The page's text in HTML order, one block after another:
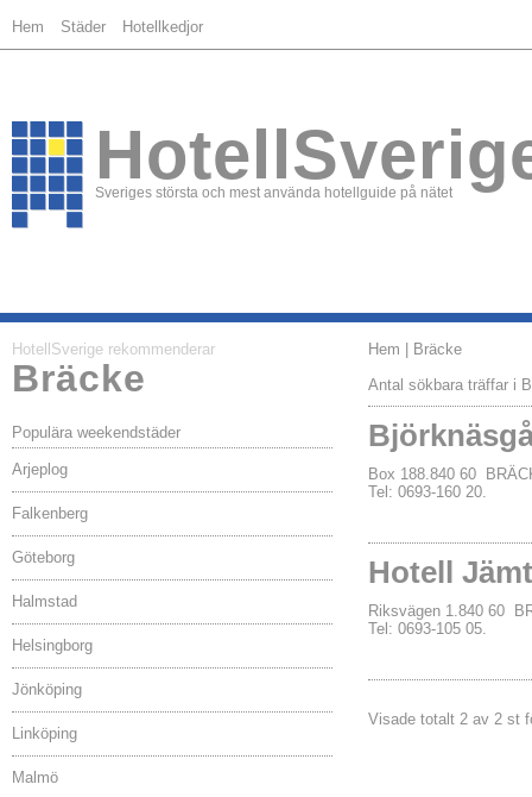
Hem Städer Hotellkedjor
Sveriges största och mest använda hotellguide på nätet
HotellSverige rekommenderar
Bräcke
Populära weekendstäder
Arjeplog
Falkenberg
Göteborg
Halmstad
Helsingborg
Jönköping
Linköping
Malmö
Hem | Bräcke
Antal sökbara träffar i
Box 188.840 60
Tel: 0693-160 20.
Hotell
Riksvägen 1.840 60
Tel: 0693-105 05.
Visade totalt 2 av 2 st